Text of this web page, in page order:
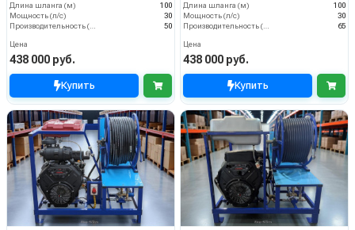
Длина шланга (м)
100
Мощность (л/с)
30
50
Цена
438 000 руб.
Купить
Длина шланга (м)
100
Мощность (л/с)
30
65
Цена
438 000 руб.
Купить